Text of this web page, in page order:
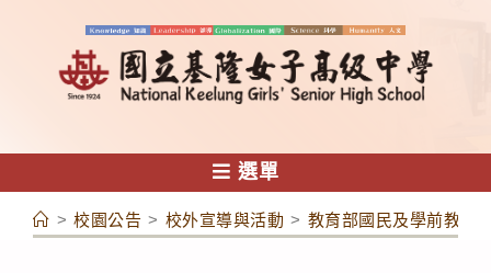
容
選單
> 校園公告 > 校外宣導與活動 > 教育部國民及學前教育